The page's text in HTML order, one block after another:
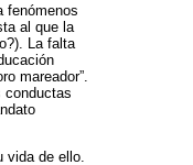
fenómenos
al que la
La falta
mareador”.
conductas
vida de ello.